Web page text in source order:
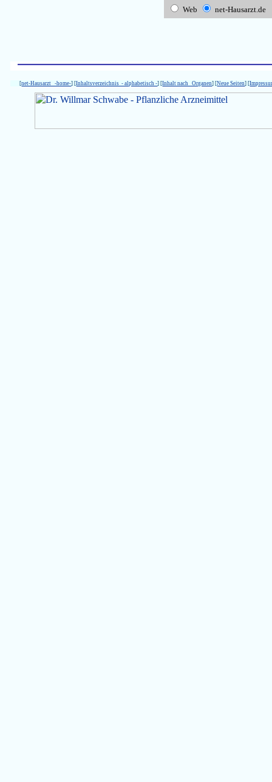
Web net-Hausarzt.de
[net-Hausarzt -home-] [Inhaltsverzeichnis - alphabetisch -] [Inhalt nach Organen] [Neue Seiten] [